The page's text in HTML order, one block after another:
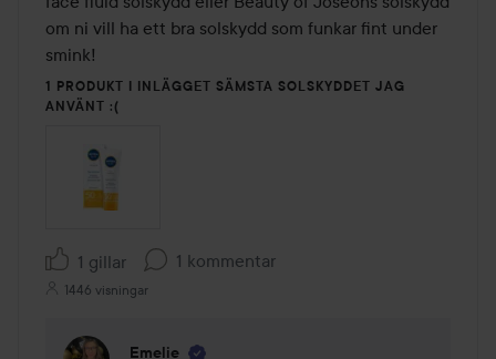
om ni vill ha ett bra solskydd som funkar fint under
smink!
1 PRODUKT I INLÄGGET SÄMSTA SOLSKYDDET JAG
ANVÄNT :(
1 gillar 1 kommentar
1446 visningar
Emelie